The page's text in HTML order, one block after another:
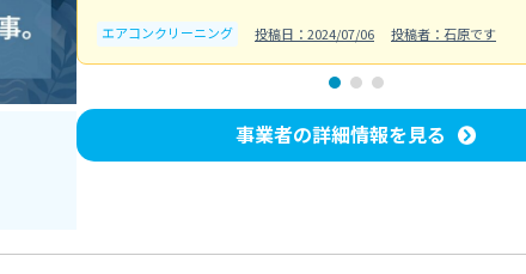
エアコンクリーニング 投稿日：2024/07/06 投稿者：石原です
事業者の詳細情報を見る